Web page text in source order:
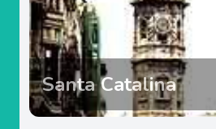
Santa Catalina